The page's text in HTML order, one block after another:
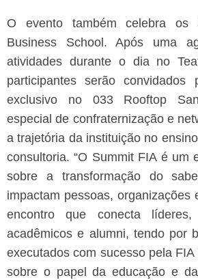
O evento também celebra
Business School. Após uma
atividades durante o dia no
participantes serão convidados
exclusivo no 033 Rooftop
especial de confraternização e
a trajetória da instituição no
consultoria.“O Summit FIA é um
sobre a transformação do
impactam pessoas, organizações
encontro que conecta líderes,
acadêmicos e alumni, tendo por
executados com sucesso pela
sobre o papel da educação e